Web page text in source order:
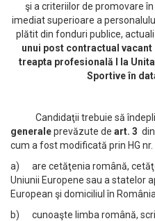
şi a criteriilor de promovare
imediat superioare a
plătit din fonduri publice,
unui post contractual
treapta profesională I la
Sportive în
Candidaţii trebuie să
generaleprevăzute de art. 3
cum a fost modificată prin HG
a) are cetăţenia română,
Uniunii Europene sau a statelor
European şi domiciliul în
b) cunoaşte limba română,